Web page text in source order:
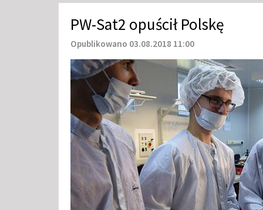
PW-Sat2 opuścił Polskę
Opublikowano 03.08.2018 11:00